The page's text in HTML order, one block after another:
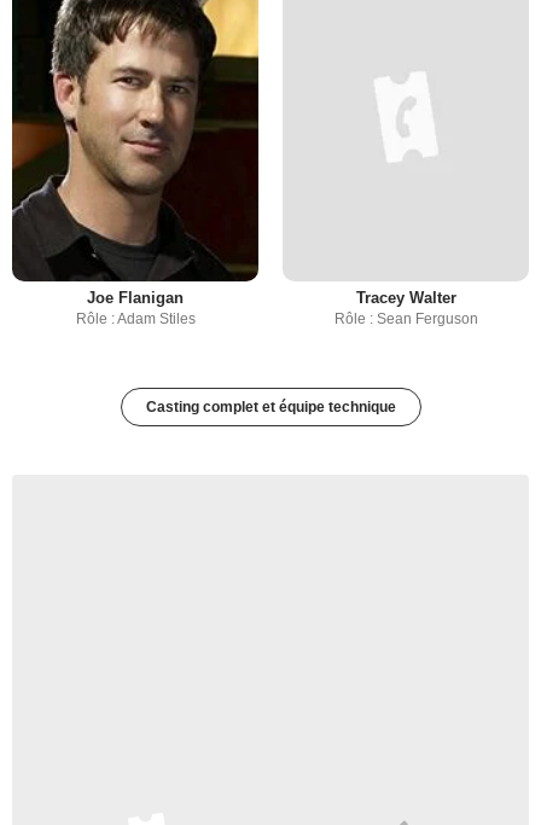
Joe Flanigan
Rôle : Adam Stiles
Tracey Walter
Rôle : Sean Ferguson
Casting complet et équipe technique